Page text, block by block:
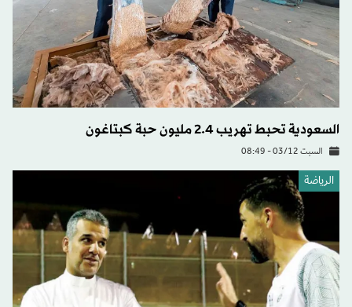
السعودية تحبط تهريب 2.4 مليون حبة كبتاغون
السبت 03/12 - 08:49
الرياضة